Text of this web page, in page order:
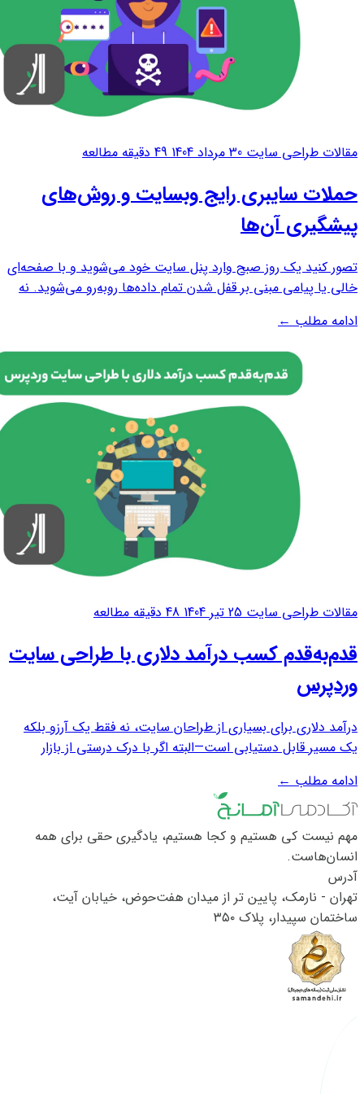
مقالات طراحی سایت 30 مرداد 1404 49 دقیقه مطالعه
حملات سایبری رایج وبسایت و روش‌های
پیشگیری آن‌ها
تصور کنید یک روز صبح وارد پنل سایت خود می‌شوید و با صفحه‌ای
خالی یا پیامی مبنی بر قفل شدن تمام داده‌ها روبه‌رو می‌شوید. نه
ایمیل‌های هشدار امنیتی آن‌قدر دیر رسیده‌اند که کاری از دستتان
برنمی‌آید. هر روز...
ادامه مطلب←
مقالات طراحی سایت 25 تیر 1404 48 دقیقه مطالعه
قدم‌به‌قدم کسب درآمد دلاری با طراحی سایت
وردپرس
درآمد دلاری برای بسیاری از طراحان سایت، نه فقط یک آرزو بلکه
یک مسیر قابل دستیابی است—البته اگر با درک درستی از بازار
سایت با وردپرس، به دلیل محبوبیت بالای این سیستم مدیریت
محتوا در سطح بین‌المللی...
ادامه مطلب←
مهم نیست کی هستیم و کجا هستیم، یادگیری حقی برای همه
انسان‌هاست.
آدرس
تهران - نارمک، پایین تر از میدان هفت‌حوض، خیابان آیت،
ساختمان سپیدار، پلاک ۳۵۰